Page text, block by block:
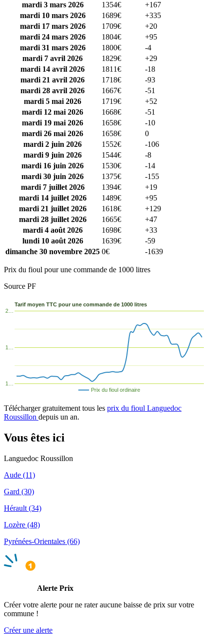
mardi 3 mars 2026
1354€
+167
mardi 10 mars 2026
1689€
+335
mardi 17 mars 2026
1709€
+20
mardi 24 mars 2026
1804€
+95
mardi 31 mars 2026
1800€
-4
mardi 7 avril 2026
1829€
+29
mardi 14 avril 2026
1811€
-18
mardi 21 avril 2026
1718€
-93
mardi 28 avril 2026
1667€
-51
mardi 5 mai 2026
1719€
+52
mardi 12 mai 2026
1668€
-51
mardi 19 mai 2026
1658€
-10
mardi 26 mai 2026
1658€
0
mardi 2 juin 2026
1552€
-106
mardi 9 juin 2026
1544€
-8
mardi 16 juin 2026
1530€
-14
mardi 30 juin 2026
1375€
-155
mardi 7 juillet 2026
1394€
+19
mardi 14 juillet 2026
1489€
+95
mardi 21 juillet 2026
1618€
+129
mardi 28 juillet 2026
1665€
+47
mardi 4 août 2026
1698€
+33
lundi 10 août 2026
1639€
-59
dimanche 30 novembre 2025 0€ -1639
Prix du fioul pour une commande de 1000 litres
Source PF
Tarif moyen TTC pour une commande de 1000 litres
Prix du fioul ordinaire
1…
1…
2…
Télécharger gratuitement tous les prix du fioul Languedoc
Roussillon depuis un an.
Vous êtes ici
Languedoc Roussillon
Aude (11)
Gard (30)
Hérault (34)
Lozère (48)
Pyrénées-Orientales (66)
Alerte Prix
Créer votre alerte pour ne rater aucune baisse de prix sur votre
commune !
Créer une alerte